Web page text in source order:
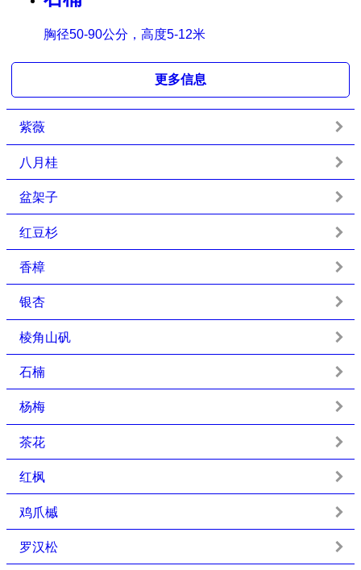
胸径50-90公分，高度5-12米
更多信息
紫薇
八月桂
盆架子
红豆杉
香樟
银杏
棱角山矾
石楠
杨梅
茶花
红枫
鸡爪槭
罗汉松